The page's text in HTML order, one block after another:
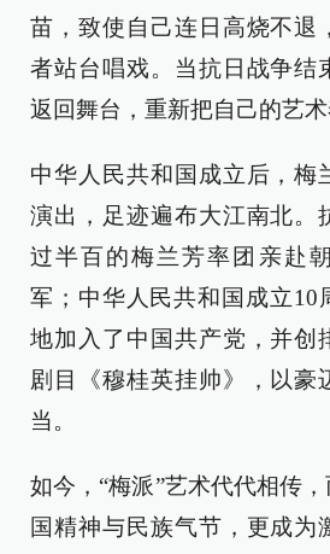
苗，致使自己连日高烧不退
者站台唱戏。当抗日战争结
返回舞台，重新把自己的艺术
中华人民共和国成立后，梅
演出，足迹遍布大江南北。
过半百的梅兰芳率团亲赴
军；中华人民共和国成立10
地加入了中国共产党，并创
剧目《穆桂英挂帅》，以豪
当。
如今，“梅派”艺术代代相传
国精神与民族气节，更成为